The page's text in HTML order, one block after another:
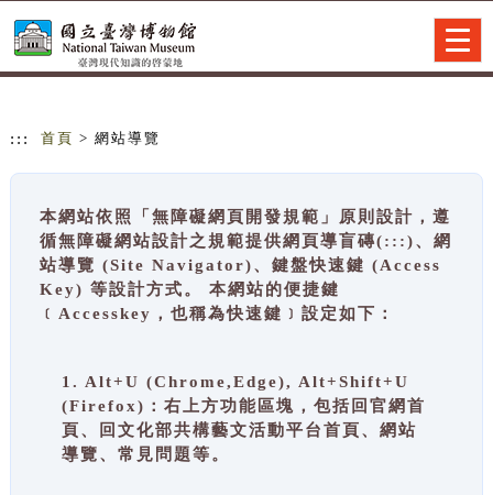
::: 首頁 > 網站導覽
本網站依照「無障礙網頁開發規範」原則設計，遵
循無障礙網站設計之規範提供網頁導盲磚(:::)、網
站導覽 (Site Navigator)、鍵盤快速鍵 (Access
Key) 等設計方式。 本網站的便捷鍵
﹝Accesskey，也稱為快速鍵﹞設定如下：
1. Alt+U (Chrome,Edge), Alt+Shift+U
(Firefox)：右上方功能區塊，包括回官網首
頁、回文化部共構藝文活動平台首頁、網站
導覽、常見問題等。